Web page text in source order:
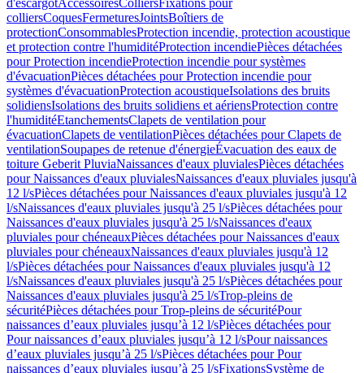
d'escargotAccessoiresColliersFixations pour
colliersCoquesFermeturesJointsBoîtiers de
protectionConsommablesProtection incendie, protection acoustique
et protection contre l'humiditéProtection incendiePièces détachées
pour Protection incendieProtection incendie pour systèmes
d'évacuationPièces détachées pour Protection incendie pour
systèmes d'évacuationProtection acoustiqueIsolations des bruits
solidiensIsolations des bruits solidiens et aériensProtection contre
l'humiditéEtanchementsClapets de ventilation pour
évacuationClapets de ventilationPièces détachées pour Clapets de
ventilationSoupapes de retenue d'énergieÉvacuation des eaux de
toiture Geberit PluviaNaissances d'eaux pluvialesPièces détachées
pour Naissances d'eaux pluvialesNaissances d'eaux pluviales jusqu'à
12 l/sPièces détachées pour Naissances d'eaux pluviales jusqu'à 12
l/sNaissances d'eaux pluviales jusqu'à 25 l/sPièces détachées pour
Naissances d'eaux pluviales jusqu'à 25 l/sNaissances d'eaux
pluviales pour chéneauxPièces détachées pour Naissances d'eaux
pluviales pour chéneauxNaissances d'eaux pluviales jusqu'à 12
l/sPièces détachées pour Naissances d'eaux pluviales jusqu'à 12
l/sNaissances d'eaux pluviales jusqu'à 25 l/sPièces détachées pour
Naissances d'eaux pluviales jusqu'à 25 l/sTrop-pleins de
sécuritéPièces détachées pour Trop-pleins de sécuritéPour
naissances d’eaux pluviales jusqu’à 12 l/sPièces détachées pour
Pour naissances d’eaux pluviales jusqu’à 12 l/sPour naissances
d’eaux pluviales jusqu’à 25 l/sPièces détachées pour Pour
naissances d’eaux pluviales jusqu’à 25 l/sFixationsSystème de